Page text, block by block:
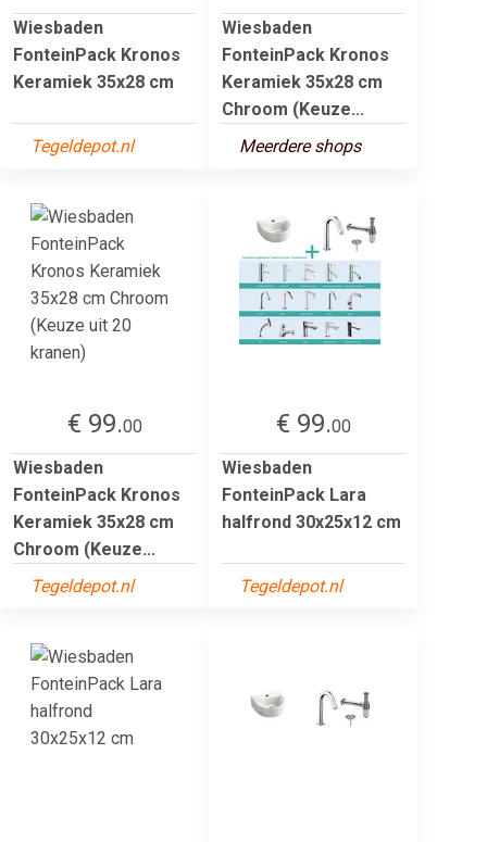
Wiesbaden
FonteinPack Kronos
Keramiek 35x28 cm
Tegeldepot.nl
Wiesbaden
FonteinPack Kronos
Keramiek 35x28 cm
Chroom (Keuze...
Meerdere shops
€ 99.00
Wiesbaden
FonteinPack Kronos
Keramiek 35x28 cm
Chroom (Keuze...
Tegeldepot.nl
€ 99.00
Wiesbaden
FonteinPack Lara
halfrond 30x25x12 cm
Tegeldepot.nl